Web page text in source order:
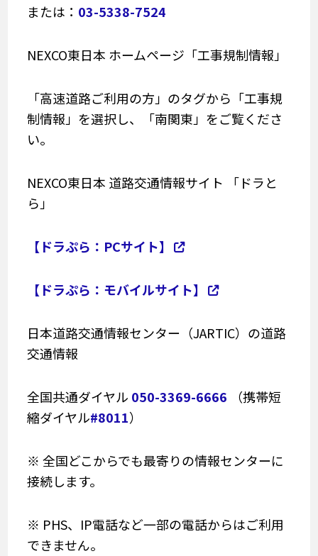
または： 03-5338-7524
NEXCO東日本 ホームページ「工事規制情報」
「高速道路ご利用の方」のタグから「工事規
制情報」を選択し、「南関東」をご覧くださ
い。
NEXCO東日本 道路交通情報サイト 「ドラと
ら」
【ドラぷら：PCサイト】
【ドラぷら：モバイルサイト】
日本道路交通情報センター（JARTIC）の道路
交通情報
全国共通ダイヤル 050-3369-6666 （携帯短
縮ダイヤル#8011）
※ 全国どこからでも最寄りの情報センターに
接続します。
※ PHS、IP電話など一部の電話からはご利用
できません。